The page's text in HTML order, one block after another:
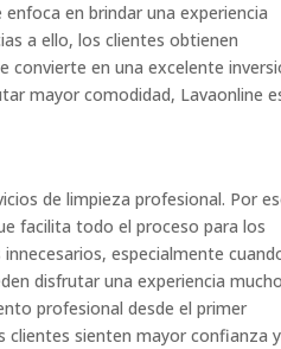
en brindar una experiencia
a ello, los clientes obtienen
convierte en una excelente
mayor comodidad, Lavaonline
de limpieza profesional. Por
facilita todo el proceso para los
especialmente
disfrutar una experiencia mucho
profesional desde el primer
clientes sienten mayor confianza y